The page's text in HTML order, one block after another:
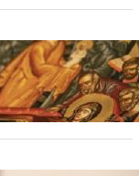
Tradiții,
în 2026